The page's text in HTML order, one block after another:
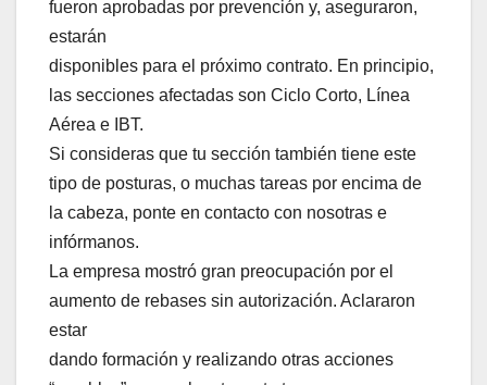
fueron aprobadas por prevención y, aseguraron,
estarán
disponibles para el próximo contrato. En principio,
las secciones afectadas son Ciclo Corto, Línea
Aérea e IBT.
Si consideras que tu sección también tiene este
tipo de posturas, o muchas tareas por encima de
la cabeza, ponte en contacto con nosotras e
infórmanos.
La empresa mostró gran preocupación por el
aumento de rebases sin autorización. Aclararon
estar
dando formación y realizando otras acciones